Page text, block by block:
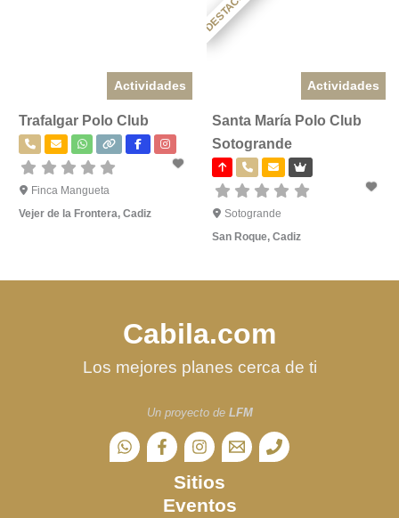
Actividades
Trafalgar Polo Club
Finca Mangueta
Vejer de la Frontera, Cadiz
Actividades
Santa María Polo Club
Sotogrande
Sotogrande
San Roque,Cadiz
Cabila.com
Los mejores planes cerca de ti
Un proyecto de LFM
Sitios
Eventos